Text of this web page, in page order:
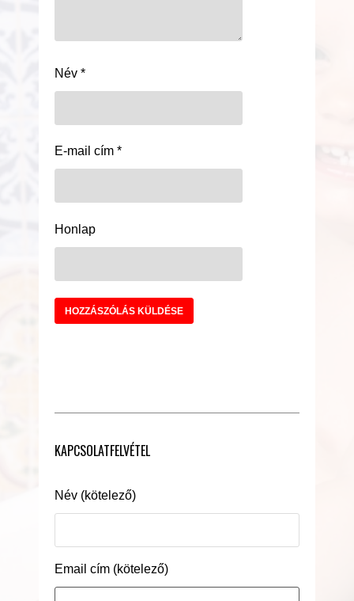
Név *
E-mail cím *
Honlap
KAPCSOLATFELVÉTEL
Név (kötelező)
Email cím (kötelező)